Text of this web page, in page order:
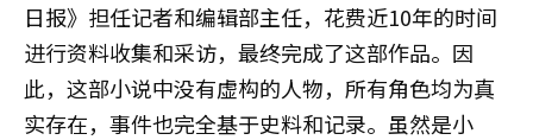
日报》担任记者和编辑部主任，花费近10年的时间
进行资料收集和采访，最终完成了这部作品。因
此，这部小说中没有虚构的人物，所有角色均为真
实存在，事件也完全基于史料和记录。虽然是小